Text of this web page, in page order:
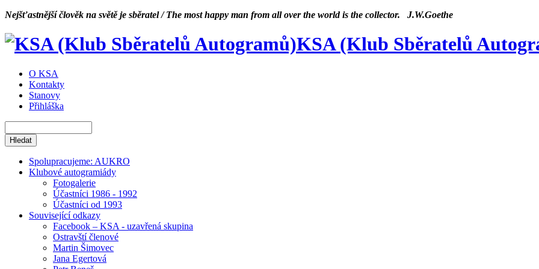
Nejšťastnější člověk na světě je sběratel / The most happy man from all over the world is the collector. J.W.Goethe
KSA (Klub Sběratelů
O KSA
Kontakty
Stanovy
Přihláška
Spolupracujeme: AUKRO
Klubové autogramiády
Fotogalerie
Účastníci 1986 - 1992
Účastníci od 1993
Související odkazy
Facebook – KSA - uzavřená skupina
Ostravští členové
Martin Šimovec
Jana Egertová